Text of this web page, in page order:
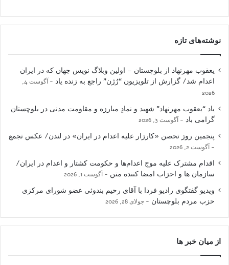
نوشته‌های تازه
یعقوب مهرنهاد از بلوچستان – اولین وبلاگ نویس جهان که در ایران
اعدام شد/ گزارش از تلویزیون “رُژن” راجع به زنده یاد
آگوست 4,
2026
یاد “یعقوب مهرنهاد” شهید و نمادِ مبارزه و مقاومت مدنی در بلوچستان
گرامی باد
آگوست 3, 2026
پنجمین روز تحصن «کارزار علیه اعدام در ایران» در لندن/ عکس تجمع
آگوست 2, 2026
اقدام مشترک علیه موج اعدام‌ها و حکومت کشتار و اعدام در ایران/
سازمان ها و احزاب امضا کننده متن
آگوست 1, 2026
ویدیو گفتگوی رادیو فردا با آقای رحیم بندوئی عضو شورای مرکزی
حزب مردم بلوچستان
جولای 28, 2026
از میان خبر ها